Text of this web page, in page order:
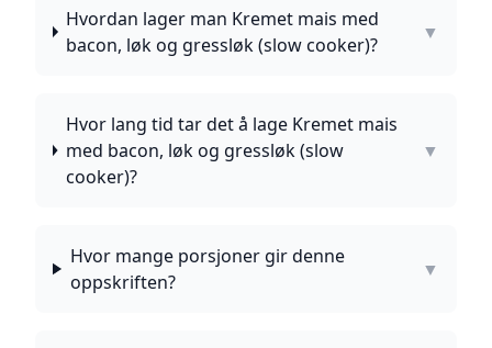
Hvordan lager man Kremet mais med
bacon, løk og gressløk (slow cooker)?
▼
Hvor lang tid tar det å lage Kremet mais
med bacon, løk og gressløk (slow
cooker)?
▼
Hvor mange porsjoner gir denne
oppskriften?
▼